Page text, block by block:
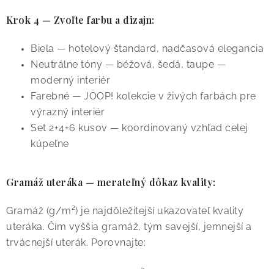
Krok 4 — Zvoľte farbu a dizajn:
Biela — hotelový štandard, nadčasová elegancia
Neutrálne tóny — béžová, šedá, taupe —
moderný interiér
Farebné — JOOP! kolekcie v živých farbách pre
výrazný interiér
Set 2+4+6 kusov — koordinovaný vzhľad celej
kúpeľne
Gramáž uteráka — merateľný dôkaz kvality:
Gramáž (g/m²) je najdôležitejší ukazovateľ kvality
uteráka. Čím vyššia gramáž, tým savejší, jemnejší a
trvácnejší uterák. Porovnajte: